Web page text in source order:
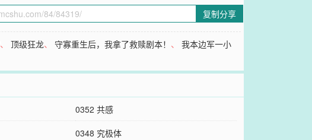
复制分享
、顶级狂龙、守寡重生后，我拿了救赎剧本！ 、我本边军一小
0352 共感
0348 究极体